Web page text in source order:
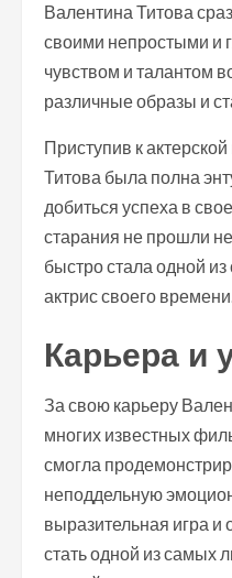
Валентина Титова
своими непростыми и
чувством и талантом
различные образы и
Приступив к
Титова была полна
добиться успеха в
старания не прошли
быстро стала одной
актрис своего
Карьера и
За свою карьеру
многих известных
смогла
неподдельную
выразительная игра и
стать одной из самых